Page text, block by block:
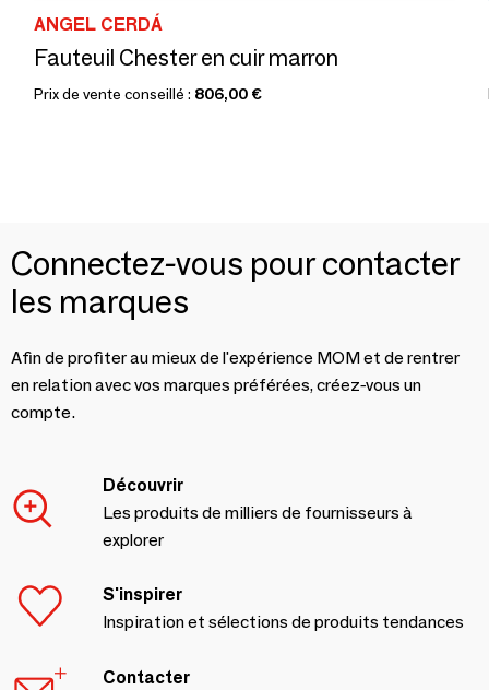
ANGEL CERDÁ
Fauteuil Chester en cuir marron
Prix de vente conseillé : 806,00 €
Connectez-vous pour contacter
les marques
Afin de profiter au mieux de l'expérience MOM et de rentrer
en relation avec vos marques préférées, créez-vous un
compte.
Découvrir
Les produits de milliers de fournisseurs à
explorer
S'inspirer
Inspiration et sélections de produits tendances
Contacter